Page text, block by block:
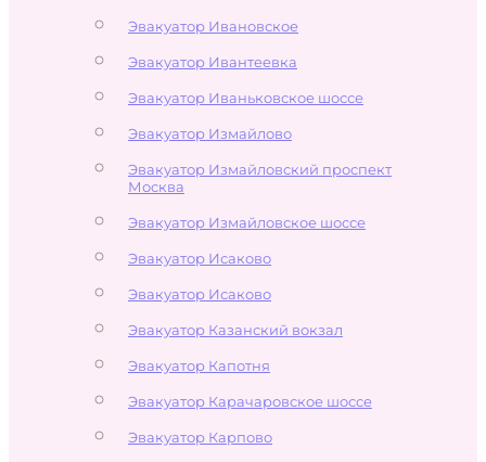
Эвакуатор Ивановское
Эвакуатор Ивантеевка
Эвакуатор Иваньковское шоссе
Эвакуатор Измайлово
Эвакуатор Измайловский проспект
Москва
Эвакуатор Измайловское шоссе
Эвакуатор Исаково
Эвакуатор Исаково
Эвакуатор Казанский вокзал
Эвакуатор Капотня
Эвакуатор Карачаровское шоссе
Эвакуатор Карпово